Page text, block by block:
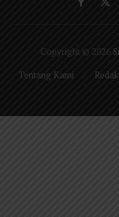
Facebook
X
Copyright © 2026
Tentang Kami